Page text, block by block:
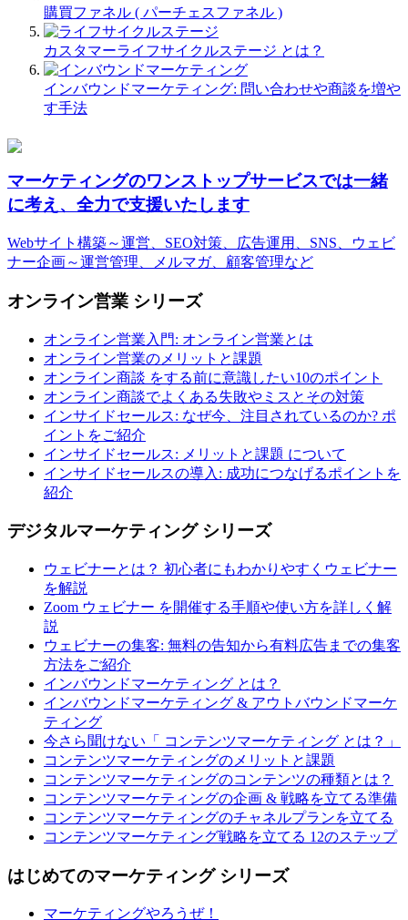
購買ファネル ( パーチェスファネル )
カスタマーライフサイクルステージ とは？
インバウンドマーケティング: 問い合わせや商談を増や
す手法
マーケティングのワンストップサービスでは一緒
に考え、全力で支援いたします
Webサイト構築～運営、SEO対策、広告運用、SNS、ウェビ
ナー企画～運営管理、メルマガ、顧客管理など
オンライン営業 シリーズ
オンライン営業入門: オンライン営業とは
オンライン営業のメリットと課題
オンライン商談 をする前に意識したい10のポイント
オンライン商談でよくある失敗やミスとその対策
インサイドセールス: なぜ今、注目されているのか? ポ
イントをご紹介
インサイドセールス: メリットと課題 について
インサイドセールスの導入: 成功につなげるポイントを
紹介
デジタルマーケティング シリーズ
ウェビナーとは？ 初心者にもわかりやすくウェビナー
を解説
Zoom ウェビナー を開催する手順や使い方を詳しく解
説
ウェビナーの集客: 無料の告知から有料広告までの集客
方法をご紹介
インバウンドマーケティング とは？
インバウンドマーケティング & アウトバウンドマーケ
ティング
今さら聞けない「 コンテンツマーケティング とは？」
コンテンツマーケティングのメリットと課題
コンテンツマーケティングのコンテンツの種類とは？
コンテンツマーケティングの企画 & 戦略を立てる準備
コンテンツマーケティングのチャネルプランを立てる
コンテンツマーケティング戦略を立てる 12のステップ
はじめてのマーケティング シリーズ
マーケティングやろうぜ！